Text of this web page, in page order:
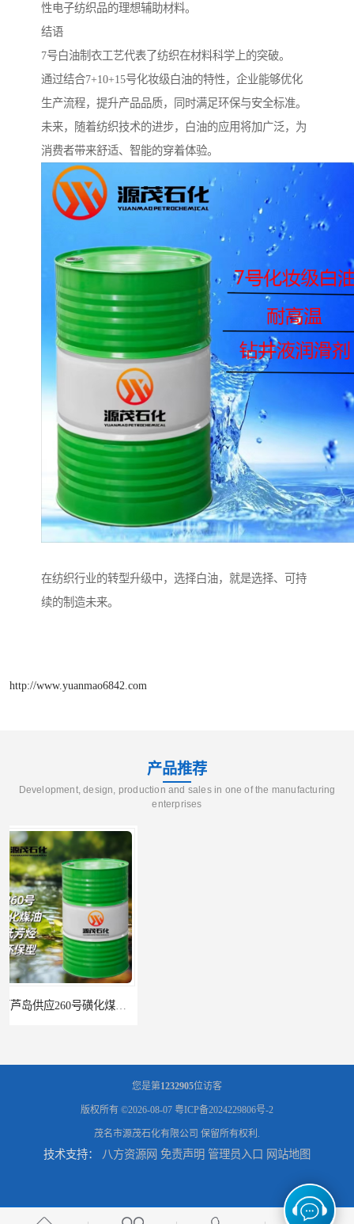
性电子纺织品的理想辅助材料。
结语
7号白油制衣工艺代表了纺织在材料科学上的突破。
通过结合7+10+15号化妆级白油的特性，企业能够优化
生产流程，提升产品品质，同时满足环保与安全标准。
未来，随着纺织技术的进步，白油的应用将加广泛，为
消费者带来舒适、智能的穿着体验。
在纺织行业的转型升级中，选择白油，就是选择、可持
续的制造未来。
http://www.yuanmao6842.com
产品推荐
Development, design, production and sales in one of the manufacturing
enterprises
您是第1232905位访客
版权所有 ©2026-08-07 粤ICP备2024229806号-2
茂名市源茂石化有限公司 保留所有权利.
技术支持： 八方资源网 免责声明 管理员入口 网站地图